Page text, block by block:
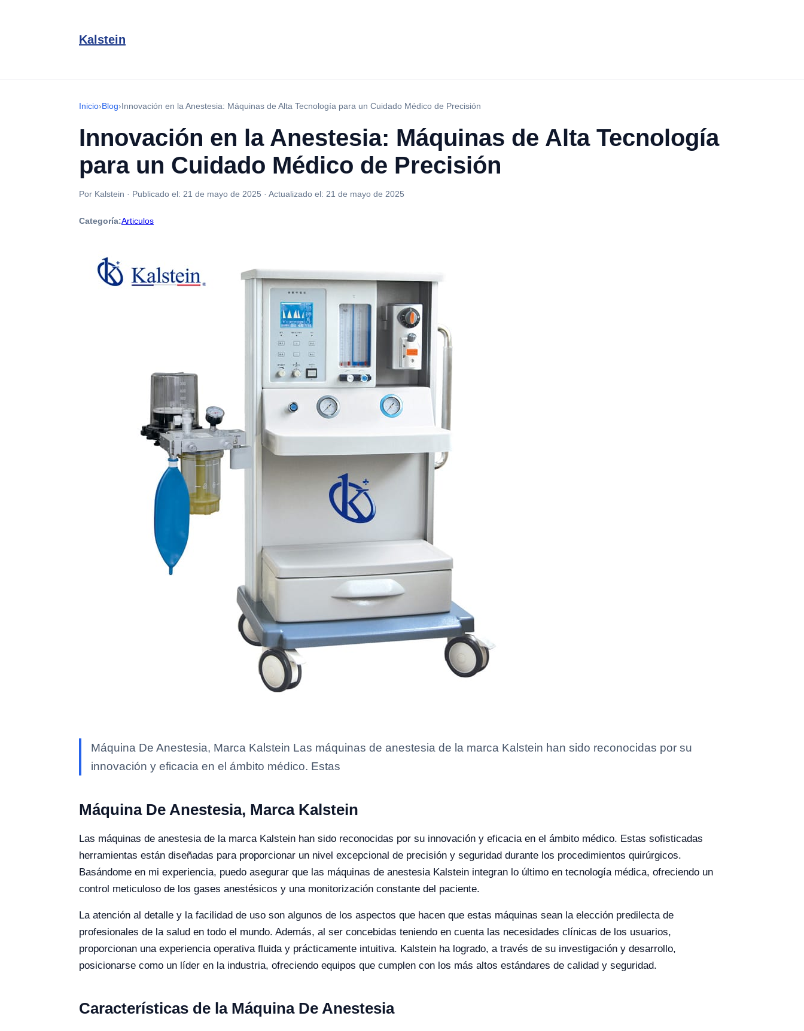
Kalstein
Inicio›Blog›Innovación en la Anestesia: Máquinas de Alta Tecnología para un Cuidado Médico de Precisión
Innovación en la Anestesia: Máquinas de Alta Tecnología
para un Cuidado Médico de Precisión
Por Kalstein · Publicado el: 21 de mayo de 2025 · Actualizado el: 21 de mayo de 2025
Categoría:Articulos
Máquina De Anestesia, Marca Kalstein Las máquinas de anestesia de la marca Kalstein han sido reconocidas por su
innovación y eficacia en el ámbito médico. Estas
Máquina De Anestesia, Marca Kalstein
Las máquinas de anestesia de la marca Kalstein han sido reconocidas por su innovación y eficacia en el ámbito médico. Estas sofisticadas
herramientas están diseñadas para proporcionar un nivel excepcional de precisión y seguridad durante los procedimientos quirúrgicos.
Basándome en mi experiencia, puedo asegurar que las máquinas de anestesia Kalstein integran lo último en tecnología médica, ofreciendo un
control meticuloso de los gases anestésicos y una monitorización constante del paciente.
La atención al detalle y la facilidad de uso son algunos de los aspectos que hacen que estas máquinas sean la elección predilecta de
profesionales de la salud en todo el mundo. Además, al ser concebidas teniendo en cuenta las necesidades clínicas de los usuarios,
proporcionan una experiencia operativa fluida y prácticamente intuitiva. Kalstein ha logrado, a través de su investigación y desarrollo,
posicionarse como un líder en la industria, ofreciendo equipos que cumplen con los más altos estándares de calidad y seguridad.
Características de la Máquina De Anestesia